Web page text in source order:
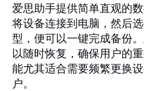
爱思助手提供简单直观的
将设备连接到电脑，然后
型，便可以一键完成备份
以随时恢复，确保用户的
能尤其适合需要频繁更换
户。